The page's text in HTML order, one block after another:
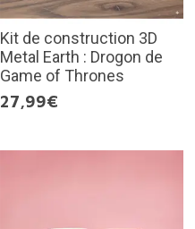
Kit de construction 3D
Metal Earth : Drogon de
Game of Thrones
27,99€